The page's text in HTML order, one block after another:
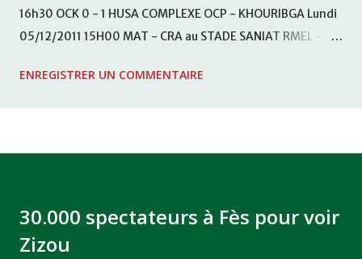
16h30 OCK 0 - 1 HUSA COMPLEXE OCP - KHOURIBGA Lundi
05/12/2011 15H00 MAT - CRA au STADE SANIAT RMEL -
KHEMISET Mardi 06/12/2011 15H00 WAF - OCS au
ENREGISTRER UN COMMENTAIRE
30.000 spectateurs à Fès pour voir
Zizou